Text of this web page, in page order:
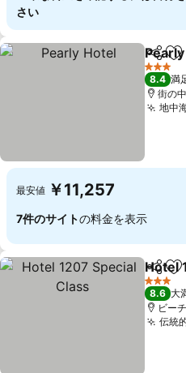
さい
シェア
3 ホテル
8.4 満
街の
地中
最安値 ￥11,257
7件のサイトの料金を表示
シェア
Hotel
3 ホテル
8.6 大
ビー
伝統